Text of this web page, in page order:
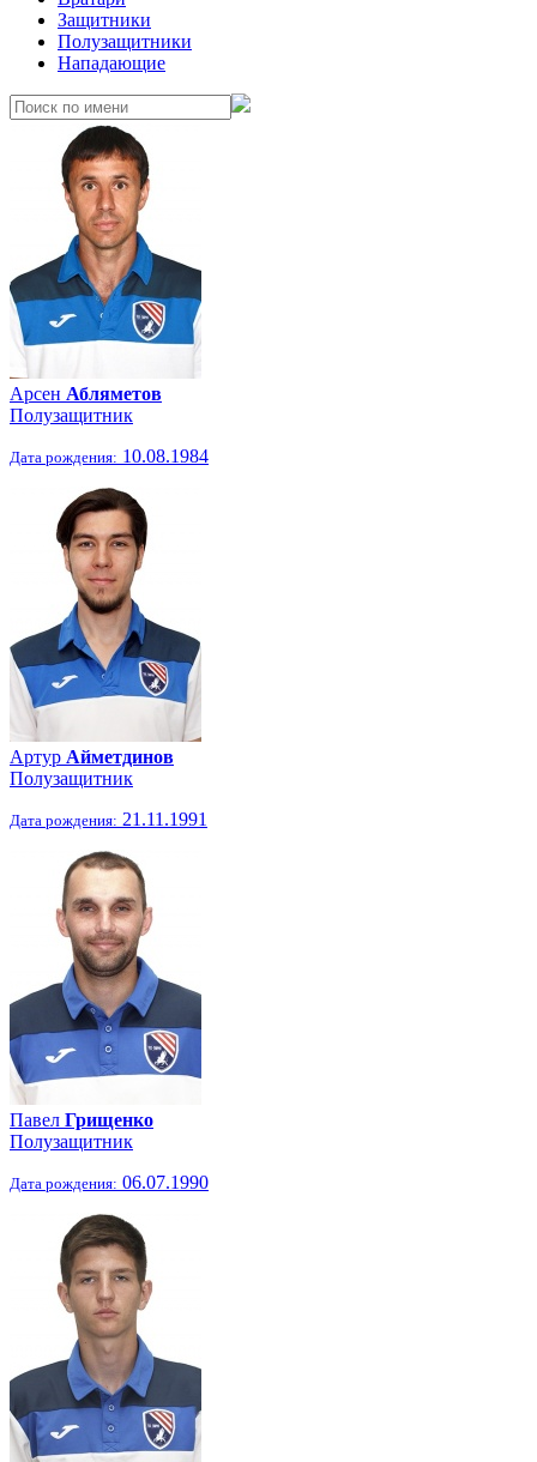
Защитники
Полузащитники
Нападающие
Арсен Абляметов
Полузащитник
Дата рождения: 10.08.1984
Артур Айметдинов
Полузащитник
Дата рождения: 21.11.1991
Павел Грищенко
Полузащитник
Дата рождения: 06.07.1990